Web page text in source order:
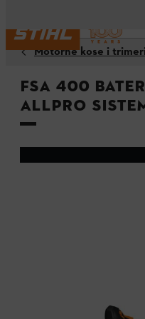
Motorne kose i
FSA 400
ALLPRO